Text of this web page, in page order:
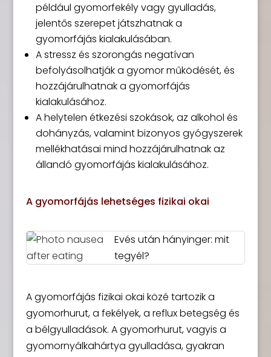
például gyomorfekély vagy gyulladás,
jelentős szerepet játszhatnak a
gyomorfájás kialakulásában.
A stressz és szorongás negatívan
befolyásolhatják a gyomor működését, és
hozzájárulhatnak a gyomorfájás
kialakulásához.
A helytelen étkezési szokások, az alkohol és
dohányzás, valamint bizonyos gyógyszerek
mellékhatásai mind hozzájárulhatnak az
állandó gyomorfájás kialakulásához.
A gyomorfájás lehetséges fizikai okai
Evés után hányinger: mit
tegyél?
A gyomorfájás fizikai okai közé tartozik a
gyomorhurut, a fekélyek, a reflux betegség és
a bélgyulladások. A gyomorhurut, vagyis a
gyomornyálkahártya gyulladása, gyakran